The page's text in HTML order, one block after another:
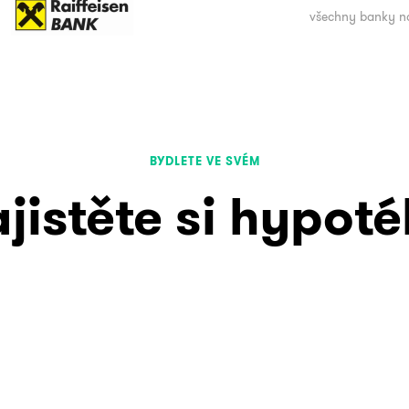
všechny banky
BYDLETE VE SVÉM
si